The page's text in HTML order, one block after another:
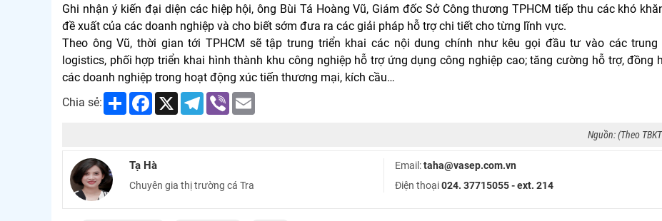
Ghi nhận ý kiến đại diện các hiệp hội, ông Bùi Tá Hoàng Vũ, Giám đốc Sở Công thương TPHCM tiếp thu các khó
đề xuất của các doanh nghiệp và cho biết sớm đưa ra các giải pháp hỗ trợ chi tiết cho từng lĩnh vực.
Theo ông Vũ, thời gian tới TPHCM sẽ tập trung triển khai các nội dung chính như kêu gọi đầu tư vào các trung
logistics, phối hợp triển khai hình thành khu công nghiệp hỗ trợ ứng dụng công nghiệp cao; tăng cường hỗ trợ, đồng
các doanh nghiệp trong hoạt động xúc tiến thương mại, kích cầu…
Chia sẻ:
Share Facebook
X Telegram
Viber
Nguồn: (Theo
Tạ Hà
Chuyên gia thị trường cá Tra
Email:taha@vasep.com.vn
Điện thoại024. 37715055 - ext. 214